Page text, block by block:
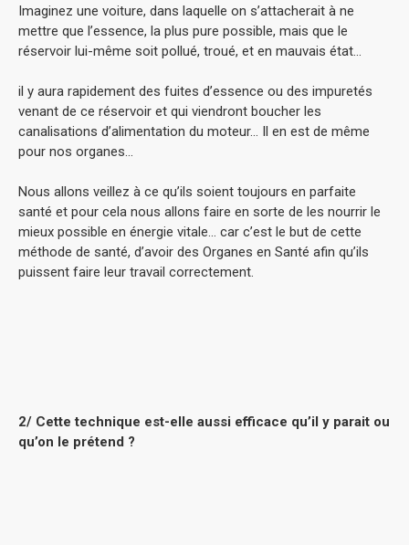
Imaginez une voiture, dans laquelle on s’attacherait à ne
mettre que l’essence, la plus pure possible, mais que le
réservoir lui-même soit pollué, troué, et en mauvais état…
il y aura rapidement des fuites d’essence ou des impuretés
venant de ce réservoir et qui viendront boucher les
canalisations d’alimentation du moteur… Il en est de même
pour nos organes…
Nous allons veillez à ce qu’ils soient toujours en parfaite
santé et pour cela nous allons faire en sorte de les nourrir le
mieux possible en énergie vitale… car c’est le but de cette
méthode de santé, d’avoir des Organes en Santé afin qu’ils
puissent faire leur travail correctement.
2/ Cette technique est-elle aussi efficace qu’il y parait ou
qu’on le prétend ?